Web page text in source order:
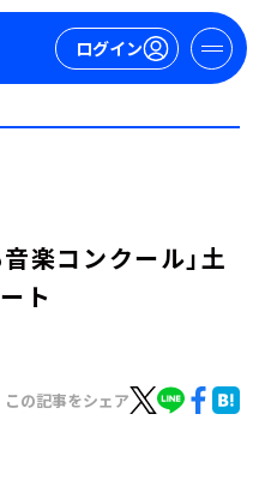
ログイン
楽コンクール」土
ト
この記事をシェア